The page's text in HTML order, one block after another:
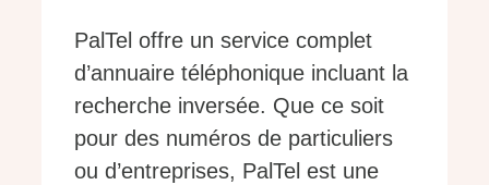
PalTel offre un service complet
d’annuaire téléphonique incluant la
recherche inversée. Que ce soit
pour des numéros de particuliers
ou d’entreprises, PalTel est une